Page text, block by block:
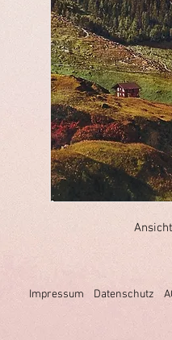
Impressum Datenschutz